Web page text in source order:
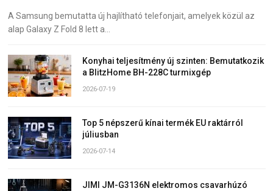
A Samsung bemutatta új hajlítható telefonjait, amelyek közül az
alap Galaxy Z Fold 8 lett a…
Konyhai teljesítmény új szinten: Bemutatkozik
a BlitzHome BH-228C turmixgép
2026-07-19
Top 5 népszerű kínai termék EU raktárról
júliusban
2026-07-14
JIMI JM-G3136N elektromos csavarhúzó